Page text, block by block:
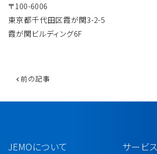
〒100-6006
東京都千代田区霞が関3-2-5
霞が関ビルディング6F
投稿ナビゲーション
前の記事
JEMOについて サービス